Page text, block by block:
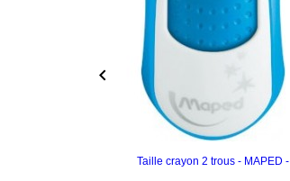
Taille crayon 2 trous - MAPED -
